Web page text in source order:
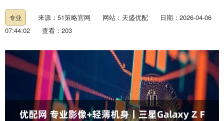
专业 来源：51策略官网 网站：天盛优配
日期：2026-04-06
07:44:02
查看：203